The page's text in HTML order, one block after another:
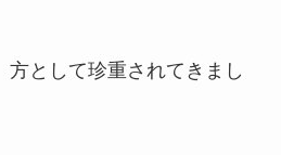
として珍重されてきまし